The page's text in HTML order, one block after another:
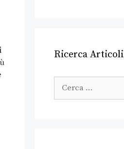
Ricerca Articoli